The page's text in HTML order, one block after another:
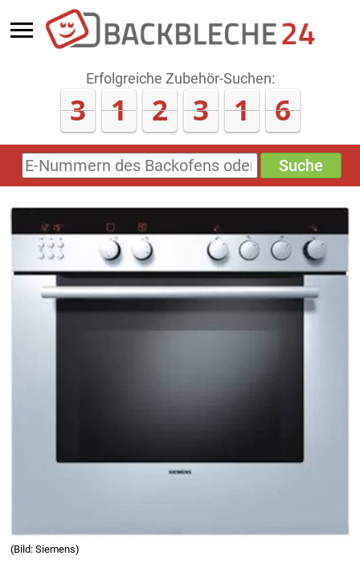
Erfolgreiche Zubehör-Suchen:
3 1 2 3 1 6
E-
Nummern
Backofens
Zubehörs
(keine
Sonderzeichen)
Suche
(Bild: Siemens)